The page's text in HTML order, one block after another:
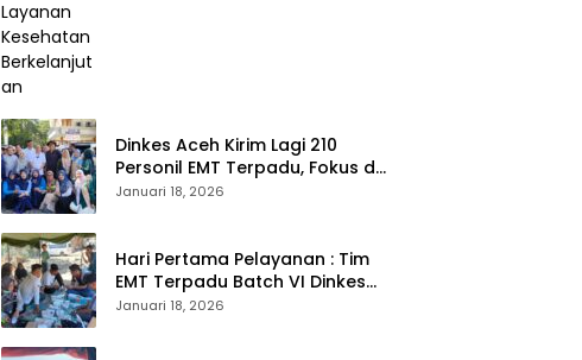
Dinkes Aceh Kirim Lagi 210
Personil EMT Terpadu, Fokus di
Tujuh Kabupaten
Januari 18, 2026
Hari Pertama Pelayanan : Tim
EMT Terpadu Batch VI Dinkes
Aceh Jangkau Wilayah
Januari 18, 2026